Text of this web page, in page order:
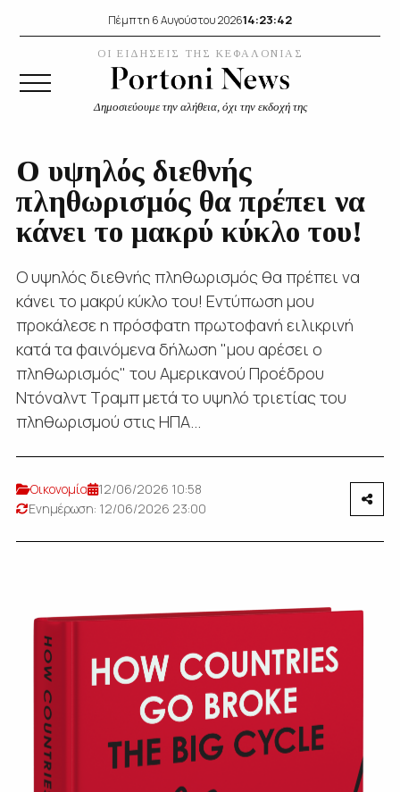
Πέμπτη 6 Αυγούστου 202614:23:43
ΟΙ ΕΙΔΗΣΕΙΣ ΤΗΣ ΚΕΦΑΛΟΝΙΑΣ
Δημοσιεύουμε την αλήθεια, όχι την εκδοχή της
Ο υψηλός διεθνής
πληθωρισμός θα πρέπει να
κάνει το μακρύ κύκλο του!
Ο υψηλός διεθνής πληθωρισμός θα πρέπει να
κάνει το μακρύ κύκλο του! Εντύπωση μου
προκάλεσε η πρόσφατη πρωτοφανή ειλικρινή
κατά τα φαινόμενα δήλωση "μου αρέσει ο
πληθωρισμός" του Αμερικανού Προέδρου
Ντόναλντ Τραμπ μετά το υψηλό τριετίας του
πληθωρισμού στις ΗΠΑ...
Οικονομία
12/06/2026 10:58
Ενημέρωση: 12/06/2026 23:00